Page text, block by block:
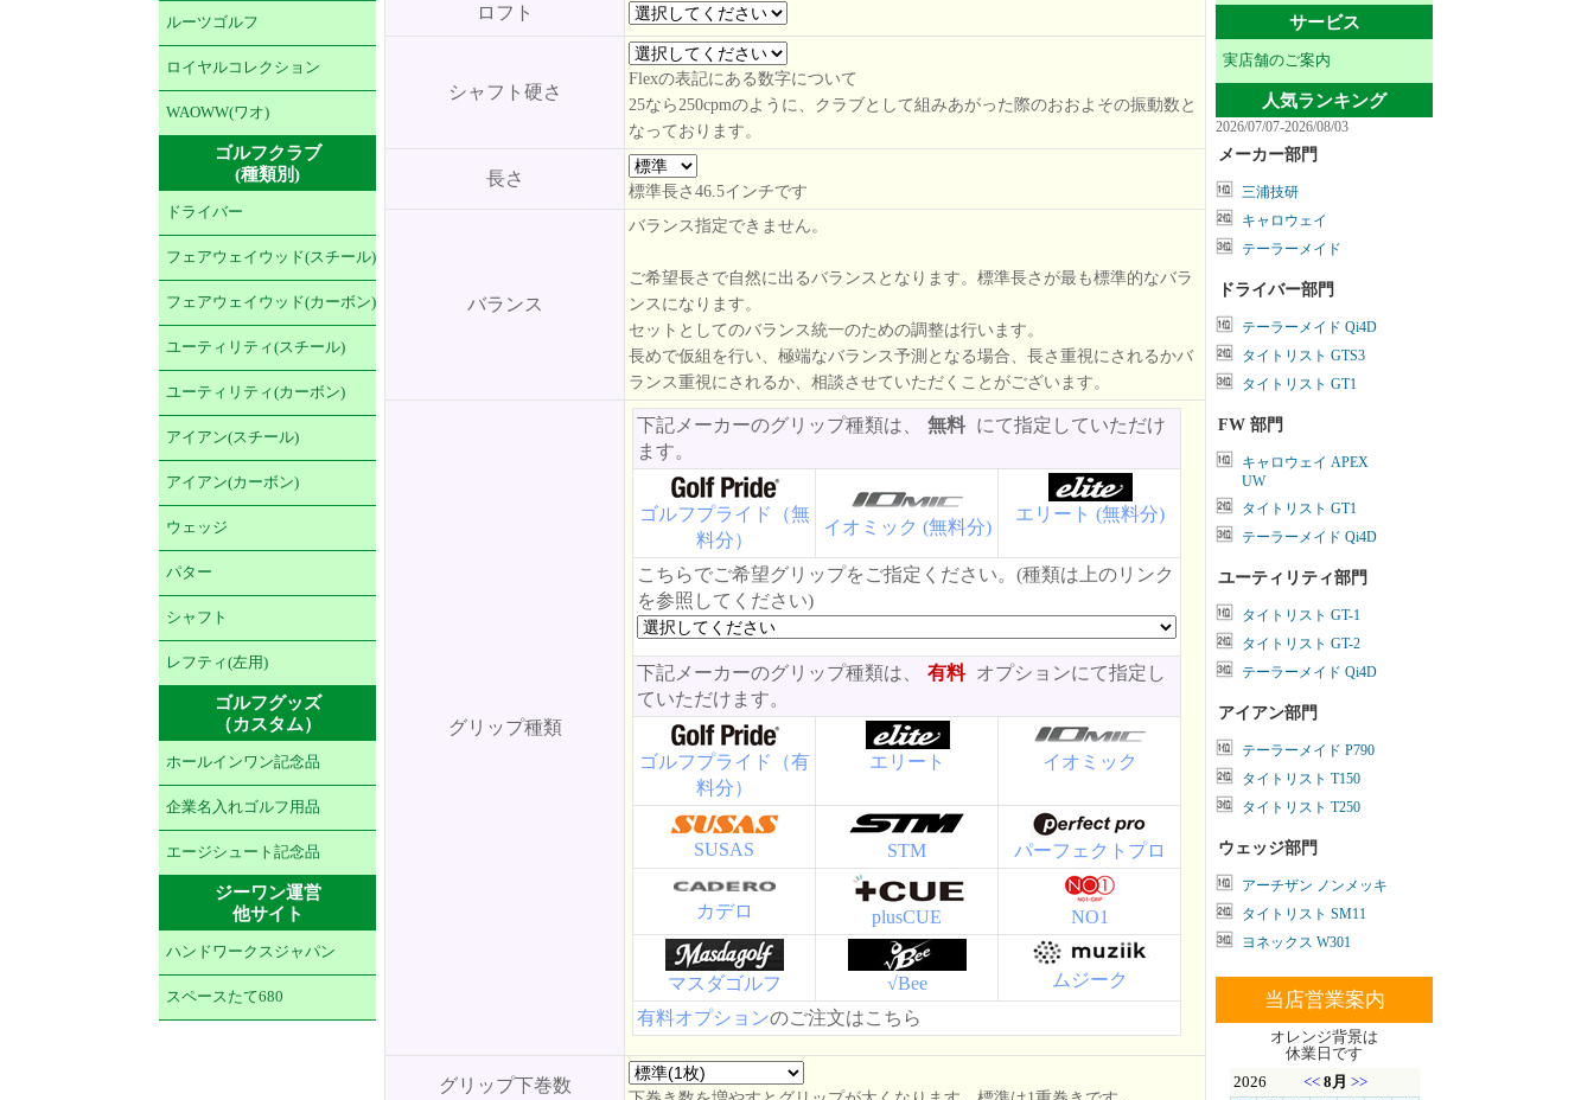
ルーツゴルフ
ロイヤルコレクション
WAOWW(ワオ)
ゴルフクラブ
(種類別)
ドライバー
フェアウェイウッド(スチール)
フェアウェイウッド(カーボン)
ユーティリティ(スチール)
ユーティリティ(カーボン)
アイアン(スチール)
アイアン(カーボン)
ウェッジ
パター
シャフト
レフティ(左用)
ゴルフグッズ
（カスタム）
ホールインワン記念品
企業名入れゴルフ用品
エージシュート記念品
ジーワン運営
他サイト
ハンドワークスジャパン
スペースたて680
ロフト
シャフト硬さ
Flexの表記にある数字について
25なら250cpmのように、クラブとして組みあがった際のおおよその振動数と
なっております。
長さ
標準長さ46.5インチです
バランス
バランス指定できません。
ご希望長さで自然に出るバランスとなります。標準長さが最も標準的なバラ
ンスになります。
セットとしてのバランス統一のための調整は行います。
長めで仮組を行い、極端なバランス予測となる場合、長さ重視にされるかバ
ランス重視にされるか、相談させていただくことがございます。
グリップ種類
下記メーカーのグリップ種類は、 無料 にて指定していただけ
ます。
ゴルフプライド（無
料分）
イオミック (無料分)
エリート (無料分)
こちらでご希望グリップをご指定ください。(種類は上のリンク
を参照してください)
下記メーカーのグリップ種類は、 有料 オプションにて指定し
ていただけます。
ゴルフプライド（有
料分）
エリート イオミック
SUSAS STM パーフェクトプロ
カデロ plusCUE NO1
マスダゴルフ √Bee
ムジーク
有料オプションのご注文はこちら
グリップ下巻数
サービス
実店舗のご案内
人気ランキング
2026/07/07-2026/08/03
メーカー部門
三浦技研
キャロウェイ
テーラーメイド
ドライバー部門
テーラーメイド Qi4D
タイトリスト GTS3
タイトリスト GT1
FW 部門
キャロウェイ APEX
UW
タイトリスト GT1
テーラーメイド Qi4D
ユーティリティ部門
タイトリスト GT-1
タイトリスト GT-2
テーラーメイド Qi4D
アイアン部門
テーラーメイド P790
タイトリスト T150
タイトリスト T250
ウェッジ部門
アーチザン ノンメッキ
タイトリスト SM11
ヨネックス W301
当店営業案内
オレンジ背景は
休業日です